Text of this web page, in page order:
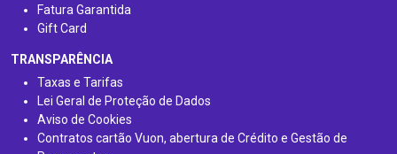
Fatura Garantida
Gift Card
TRANSPARÊNCIA
Taxas e Tarifas
Lei Geral de Proteção de Dados
Aviso de Cookies
Contratos cartão Vuon, abertura de Crédito e Gestão de